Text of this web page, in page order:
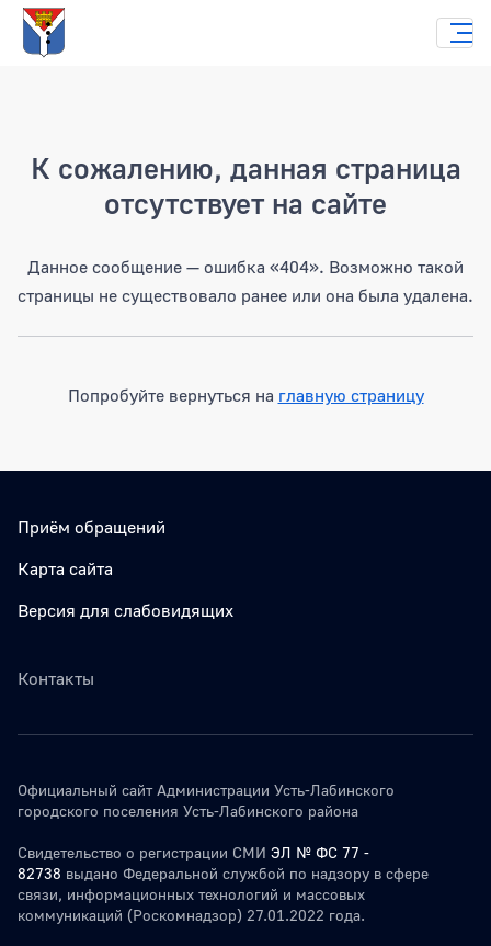
К сожалению, данная страница
отсутствует на сайте
Данное сообщение — ошибка «404». Возможно такой
страницы не существовало ранее или она была удалена.
Попробуйте вернуться на главную страницу
Приём обращений
Карта сайта
Версия для слабовидящих
Контакты
Официальный сайт Администрации Усть-Лабинского
городского поселения Усть-Лабинского района
Свидетельство о регистрации СМИ ЭЛ № ФС 77 -
82738 выдано Федеральной службой по надзору в сфере
связи, информационных технологий и массовых
коммуникаций (Роскомнадзор) 27.01.2022 года.